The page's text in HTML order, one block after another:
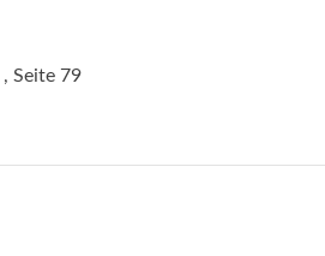
, Seite 79